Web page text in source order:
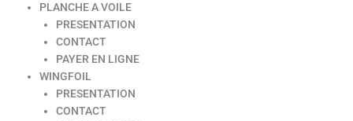
PLANCHE A VOILE
PRESENTATION
CONTACT
PAYER EN LIGNE
WINGFOIL
PRESENTATION
CONTACT